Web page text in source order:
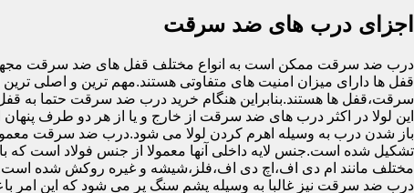
اجزای درب های ضد سرقت
درب ضد سرقت ممکن است به انواع مختلف قفل های ضد سرقت مجهز
قفل ها دارای میزان امنیت های متفاوتی هستند.مهم ترین و اصلی
سرقت،قفل ها هستند.بنابراین هنگام خرید درب ضد سرقت حتما به قفل
این لولا در اکثر درب های ضد سرقت از خارج و یا از هر دو طرف پنهان
باز شدن درب به وسیله اهرم کردن لولا می شود.درب ضد سرقت
تشکیل شده است.جنس لایه داخلی آنها معمولا از جنس فولاد است که
مختلف مانند ام دی اف،اچ دی اف،فلز،شیشه و غیره روکش شده
درب ضد سرقت نیز غالبا به وسیله پشم سنگ پر می شود که این